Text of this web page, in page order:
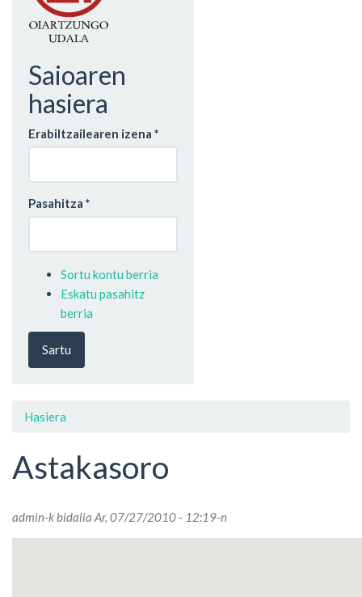
Saioaren
hasiera
Erabiltzailearen izena *
Pasahitza *
Sortu kontu berria
Eskatu pasahitz
berria
Sartu
Hasiera
Astakasoro
admin-k bidalia Ar, 07/27/2010 - 12:19-n